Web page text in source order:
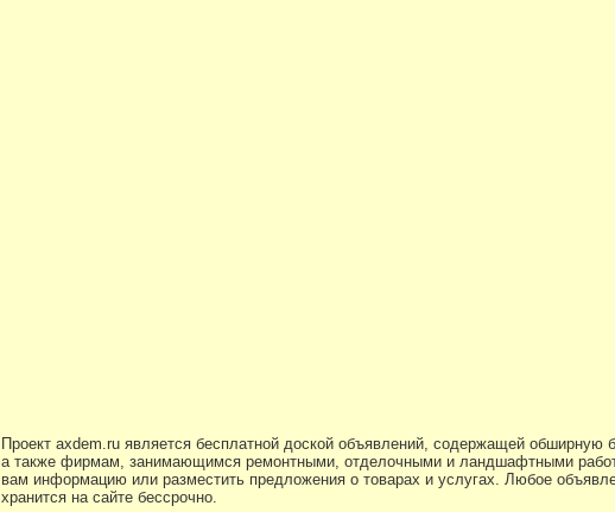
Проект axdem.ru является бесплатной доской объявлений, содержащей
а также фирмам, занимающимся ремонтными, отделочными и ландшафтными
вам информацию или разместить предложения о товарах и услугах. Любое
хранится на сайте бессрочно.